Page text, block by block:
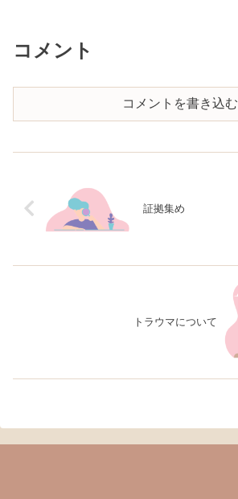
コメント
コメントを書き込む
証拠集め
トラウマについて